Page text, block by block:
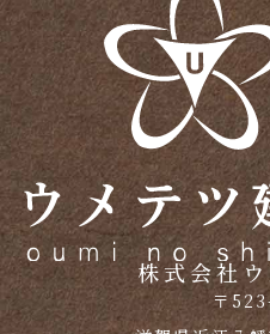
株式会社
〒